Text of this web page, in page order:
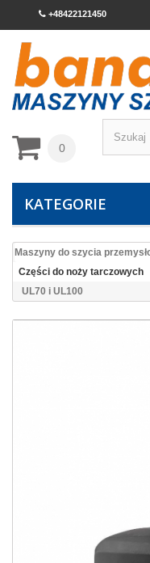
+48422121450
0
KATEGORIE
Maszyny do szycia
Części do noży tarczowych
UL70 i UL100